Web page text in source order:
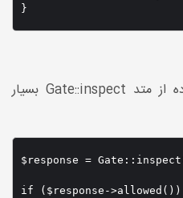
}
پاسخ مجوز دسترسی با استفاده از متد Gate::inspect بسیار
$response =
if ($response-